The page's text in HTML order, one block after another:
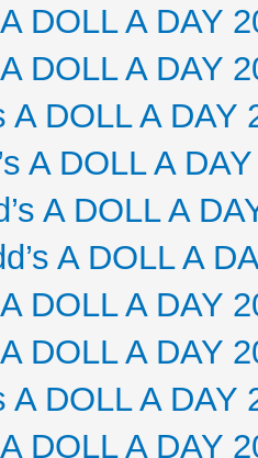
DOLL A DAY
DOLL A DAY
A DOLL A DAY
A DOLL A
A DOLL A
A DOLL A
DOLL A DAY
DOLL A DAY
A DOLL A DAY
DOLL A DAY